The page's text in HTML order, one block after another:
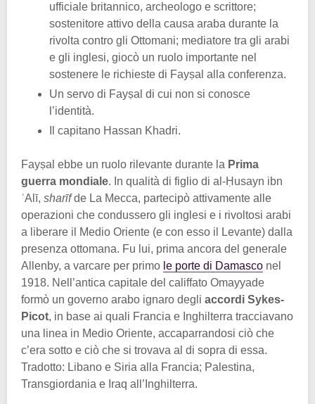
ufficiale britannico, archeologo e scrittore;
sostenitore attivo della causa araba durante la
rivolta contro gli Ottomani; mediatore tra gli arabi
e gli inglesi, giocò un ruolo importante nel
sostenere le richieste di Fayṣal alla conferenza.
Un servo di Fayṣal di cui non si conosce
l’identità.
Il capitano Hassan Khadri.
Fayṣal ebbe un ruolo rilevante durante la Prima
guerra mondiale. In qualità di figlio di al-Ḥusayn ibn
ʿAlī, sharīfde La Mecca, partecipò attivamente alle
operazioni che condussero gli inglesi e i rivoltosi arabi
a liberare il Medio Oriente (e con esso il Levante) dalla
presenza ottomana. Fu lui, prima ancora del generale
Allenby, a varcare per primo le porte di Damasco nel
1918. Nell’antica capitale del califfato Omayyade
formò un governo arabo ignaro degli accordi Sykes-
Picot, in base ai quali Francia e Inghilterra tracciavano
una linea in Medio Oriente, accaparrandosi ciò che
c’era sotto e ciò che si trovava al di sopra di essa.
Tradotto: Libano e Siria alla Francia; Palestina,
Transgiordania e Iraq all’Inghilterra.